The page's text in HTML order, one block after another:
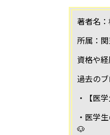
著者名
所属：
資格や
過去のブ
・【医
・医学
🐶